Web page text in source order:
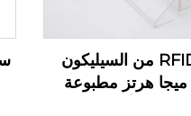
أساور تتبع RFID من السيليكون
بتردد 13.56 ميجا هرتز مطبوعة